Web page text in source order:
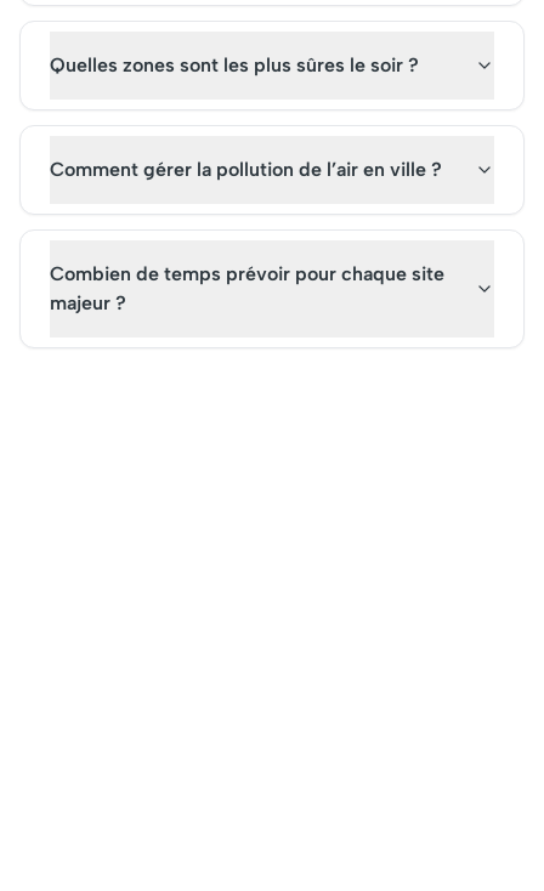
Quelles zones sont les plus sûres le soir ?
Comment gérer la pollution de l’air en ville ?
Combien de temps prévoir pour chaque site
majeur ?